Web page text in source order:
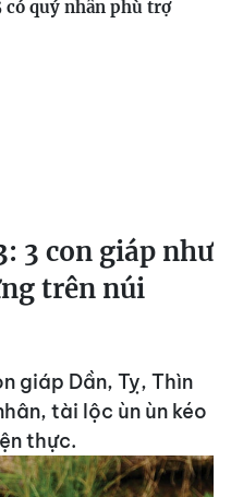
có quý nhân phù trợ
3 con giáp như
trên núi
giáp Dần, Tỵ, Thìn
tài lộc ùn ùn kéo
thực.